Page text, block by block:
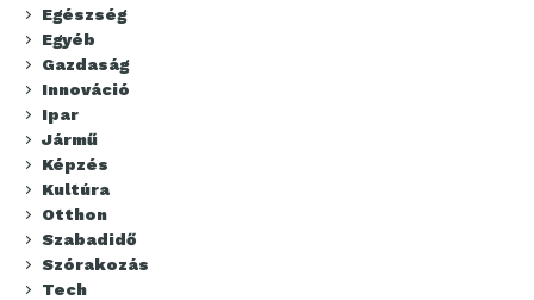
Egészség
Egyéb
Gazdaság
Innováció
Ipar
Jármű
Képzés
Kultúra
Otthon
Szabadidő
Szórakozás
Tech